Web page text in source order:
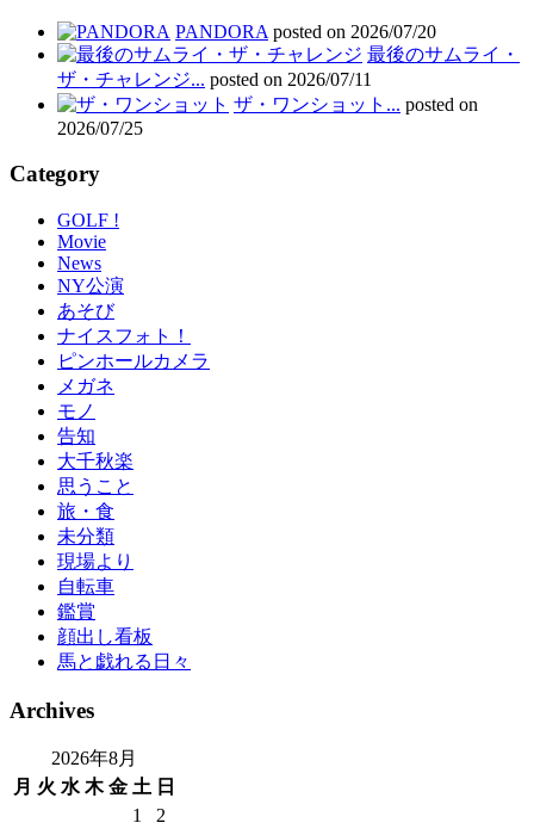
PANDORA posted on 2026/07/20
最後のサムライ・
ザ・チャレンジ... posted on 2026/07/11
ザ・ワンショット... posted on
2026/07/25
Category
GOLF !
Movie
News
NY公演
あそび
ナイスフォト！
ピンホールカメラ
メガネ
モノ
告知
大千秋楽
思うこと
旅・食
未分類
現場より
自転車
鑑賞
顔出し看板
馬と戯れる日々
Archives
2026年8月
月 火 水 木 金 土 日
1
2